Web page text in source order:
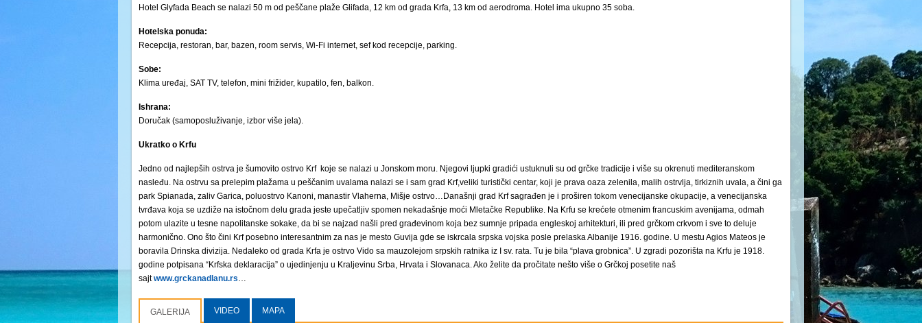
Hotel Glyfada Beach se nalazi 50 m od peščane plaže Glifada, 12 km od grada Krfa, 13 km od aerodroma. Hotel ima ukupno 35 soba.
Hotelska ponuda:
Recepcija, restoran, bar, bazen, room servis, Wi-Fi internet, sef kod recepcije, parking.
Sobe:
Klima uređaj, SAT TV, telefon, mini frižider, kupatilo, fen, balkon.
Ishrana:
Doručak (samoposluživanje, izbor više jela).
Ukratko o Krfu
Jedno od najlepših ostrva je šumovito ostrvo Krf koje se nalazi u Jonskom moru. Njegovi ljupki gradići ustuknuli su od grčke tradicije i više su okrenuti mediteranskom
nasleđu. Na ostrvu sa prelepim plažama u peščanim uvalama nalazi se i sam grad Krf,veliki turistički centar, koji je prava oaza zelenila, malih ostrvlja, tirkiznih uvala, a čini ga
park Spianada, zaliv Garica, poluostrvo Kanoni, manastir Vlaherna, Mišje ostrvo…Današnji grad Krf sagrađen je i proširen tokom venecijanske okupacije, a venecijanska
tvrđava koja se uzdiže na istočnom delu grada jeste upečatljiv spomen nekadašnje moći Mletačke Republike. Na Krfu se krećete otmenim francuskim avenijama, odmah
potom ulazite u tesne napolitanske sokake, da bi se najzad našli pred građevinom koja bez sumnje pripada engleskoj arhitekturi, ili pred grčkom crkvom i sve to deluje
harmonično. Ono što čini Krf posebno interesantnim za nas je mesto Guvija gde se iskrcala srpska vojska posle prelaska Albanije 1916. godine. U mestu Agios Mateos je
boravila Drinska divizija. Nedaleko od grada Krfa je ostrvo Vido sa mauzolejom srpskih ratnika iz I sv. rata. Tu je bila “plava grobnica”. U zgradi pozorišta na Krfu je 1918.
godine potpisana “Krfska deklaracija” o ujedinjenju u Kraljevinu Srba, Hrvata i Slovanaca. Ako želite da pročitate nešto više o Grčkoj posetite naš
sajtwww.grckanadlanu.rs…
GALERIJA VIDEO MAPA